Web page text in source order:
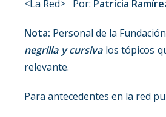
<La Red> Por: Patricia
Nota: Personal de la
negrilla y cursivalos tópicos
relevante.
Para antecedentes en la red